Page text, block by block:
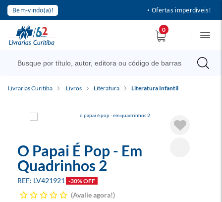
Bem-vindo(a)! • Ofertas imperdíveis!
0
Livrarias Curitiba Livros Literatura Literatura Infantil
O Papai É Pop - Em
Quadrinhos 2
LV421921 -30% OFF
Avalie agora!